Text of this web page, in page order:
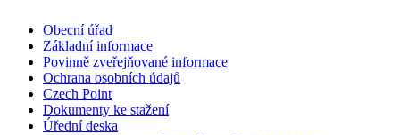
Obecní úřad
Základní informace
Povinně zveřejňované informace
Ochrana osobních údajů
Czech Point
Dokumenty ke stažení
Úřední deska